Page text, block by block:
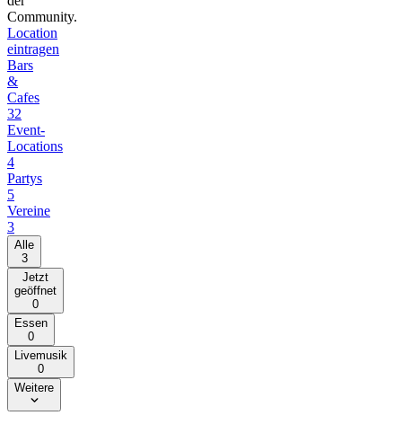
Community.
Location
eintragen
Bars
&
Cafes
32
Event-
Locations
4
Partys
5
Vereine
3
Alle
3
Jetzt
geöffnet
0
Essen
0
Livemusik
0
Weitere